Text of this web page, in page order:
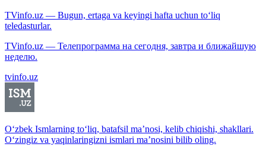
TVinfo.uz — Bugun, ertaga va keyingi hafta uchun to‘liq
teledasturlar.
TVinfo.uz — Телепрограмма на сегодня, завтра и ближайшую
неделю.
tvinfo.uz
O‘zbek Ismlarning to‘liq, batafsil ma’nosi, kelib chiqishi, shakllari.
O‘zingiz va yaqinlaringizni ismlari ma’nosini bilib oling.